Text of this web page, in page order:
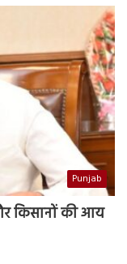
Punjab
किसानों की आय